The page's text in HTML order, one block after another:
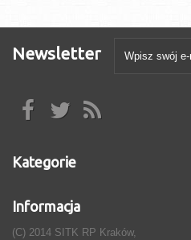
Newsletter
Kategorie
Informacja
(C) 2014 SITK RP Kraków,